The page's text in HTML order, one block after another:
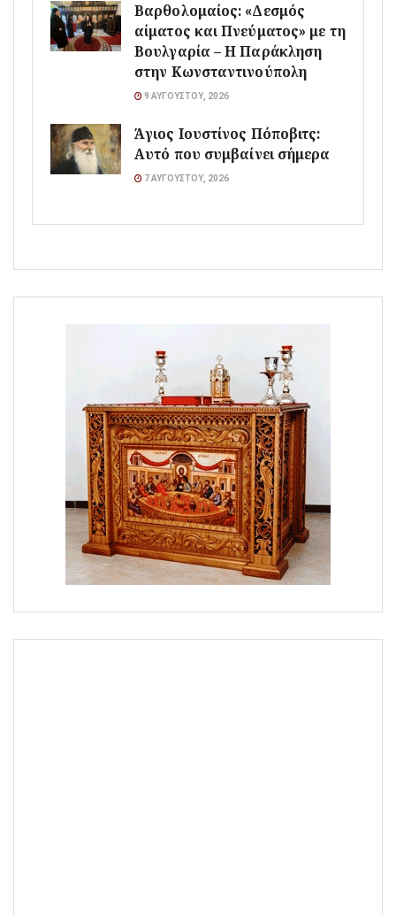
Βαρθολομαίος: «Δεσμός
αίματος και Πνεύματος» με τη
Βουλγαρία – Η Παράκληση
στην Κωνσταντινούπολη
9 ΑΥΓΟΎΣΤΟΥ, 2026
Άγιος Ιουστίνος Πόποβιτς:
Αυτό που συμβαίνει σήμερα
7 ΑΥΓΟΎΣΤΟΥ, 2026